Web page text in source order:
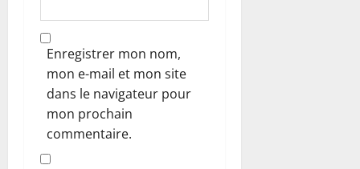
Enregistrer mon nom,
mon e-mail et mon site
dans le navigateur pour
mon prochain
commentaire.